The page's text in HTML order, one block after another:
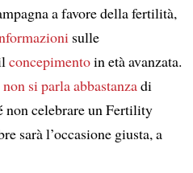
a favore della fertilità,
sulle
concepimentoin età avanzata.
non si parla abbastanzadi
non celebrare un Fertility
sarà l’occasione giusta, a